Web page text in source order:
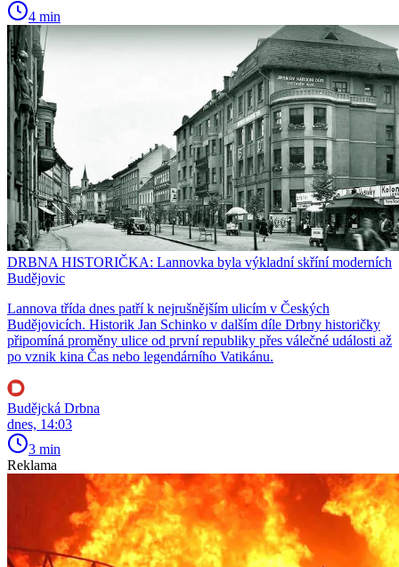
4 min
DRBNA HISTORIČKA: Lannovka byla výkladní skříní moderních
Budějovic
Lannova třída dnes patří k nejrušnějším ulicím v Českých
Budějovicích. Historik Jan Schinko v dalším díle Drbny historičky
připomíná proměny ulice od první republiky přes válečné události až
po vznik kina Čas nebo legendárního Vatikánu.
Budějcká Drbna
dnes, 14:03
3 min
Reklama